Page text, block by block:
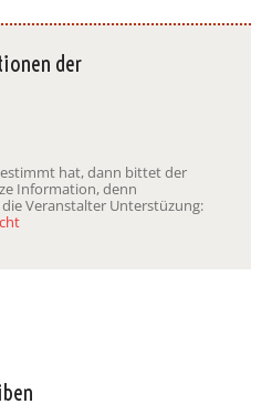
der
hat, dann bittet der
Information, denn
Veranstalter Unterstüzung: